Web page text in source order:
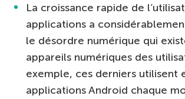
La croissance rapide de
applications a
le désordre numérique qui
appareils numériques des
exemple, ces derniers utilisent
applications Android chaque